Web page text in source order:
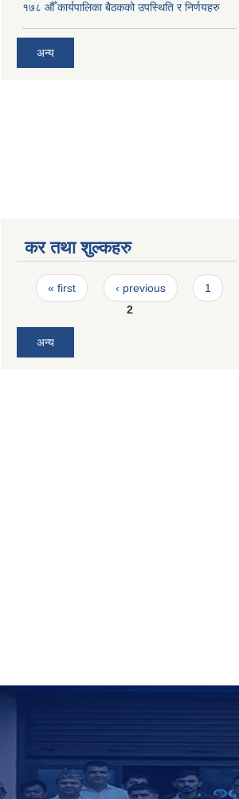
१७८ औँ कार्यपालिका बैठकको उपस्थिति र निर्णयहरु
अन्य
कर तथा शुल्कहरु
Pages
« first ‹ previous
1
2
अन्य